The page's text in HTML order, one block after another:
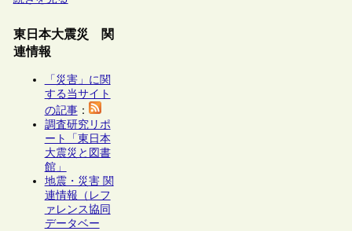
東日本大震災 関
連情報
「災害」に関
する当サイト
の記事：
調査研究リポ
ート「東日本
大震災と図書
館」
地震・災害 関
連情報（レフ
ァレンス協同
データベー